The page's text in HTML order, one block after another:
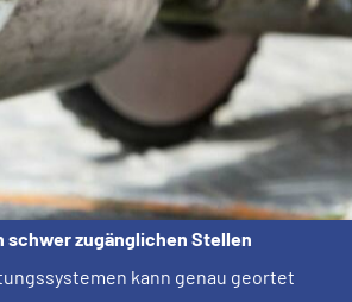
schwer zugänglichen Stellen
kann genau geortet